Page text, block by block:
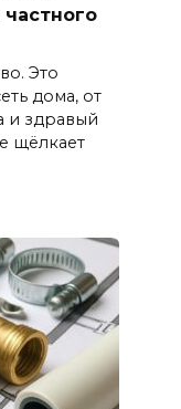
Это
дома, от
и здравый
щёлкает